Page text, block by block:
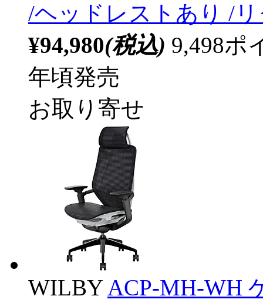
/ヘッドレストあり /
¥94,980(税込) 9,498ポ
年頃発売
お取り寄せ
WILBY ACP-MH-WH